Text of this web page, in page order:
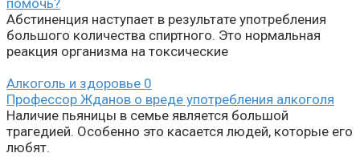
помочь?
Абстиненция наступает в результате употребления
большого количества спиртного. Это нормальная
реакция организма на токсические
Алкоголь и здоровье 0
Профессор Жданов о вреде употребления алкоголя
Наличие пьяницы в семье является большой
трагедией. Особенно это касается людей, которые его
любят.